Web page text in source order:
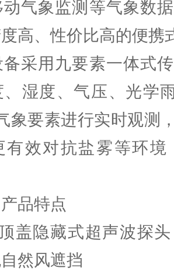
气象监测等气象数
高、性价比高的便携
用九要素一体式传
、湿度、气压、光学
象要素进行实时观测
有效对抗盐雾等环境
品特点
隐藏式超声波探头
然风遮挡